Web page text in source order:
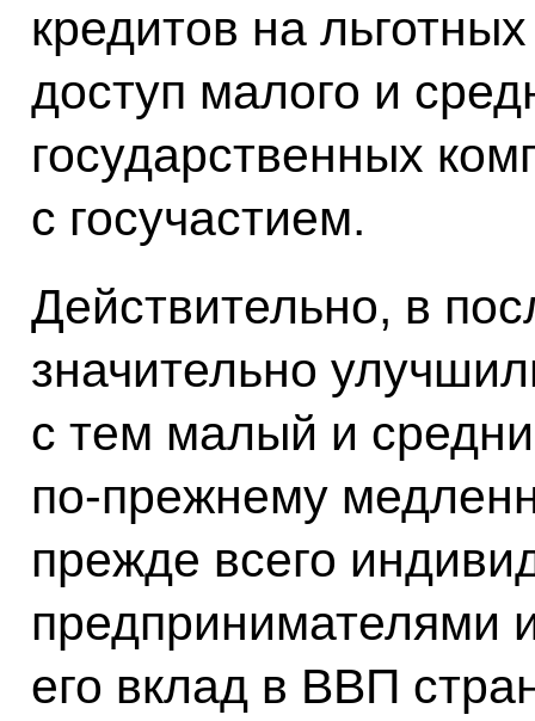
кредитов на
доступ малого и
государственных
с госучастием.
Действительно, в
значительно
с тем малый и
по‑прежнему
прежде всего
предпринимателями
его вклад в ВВП